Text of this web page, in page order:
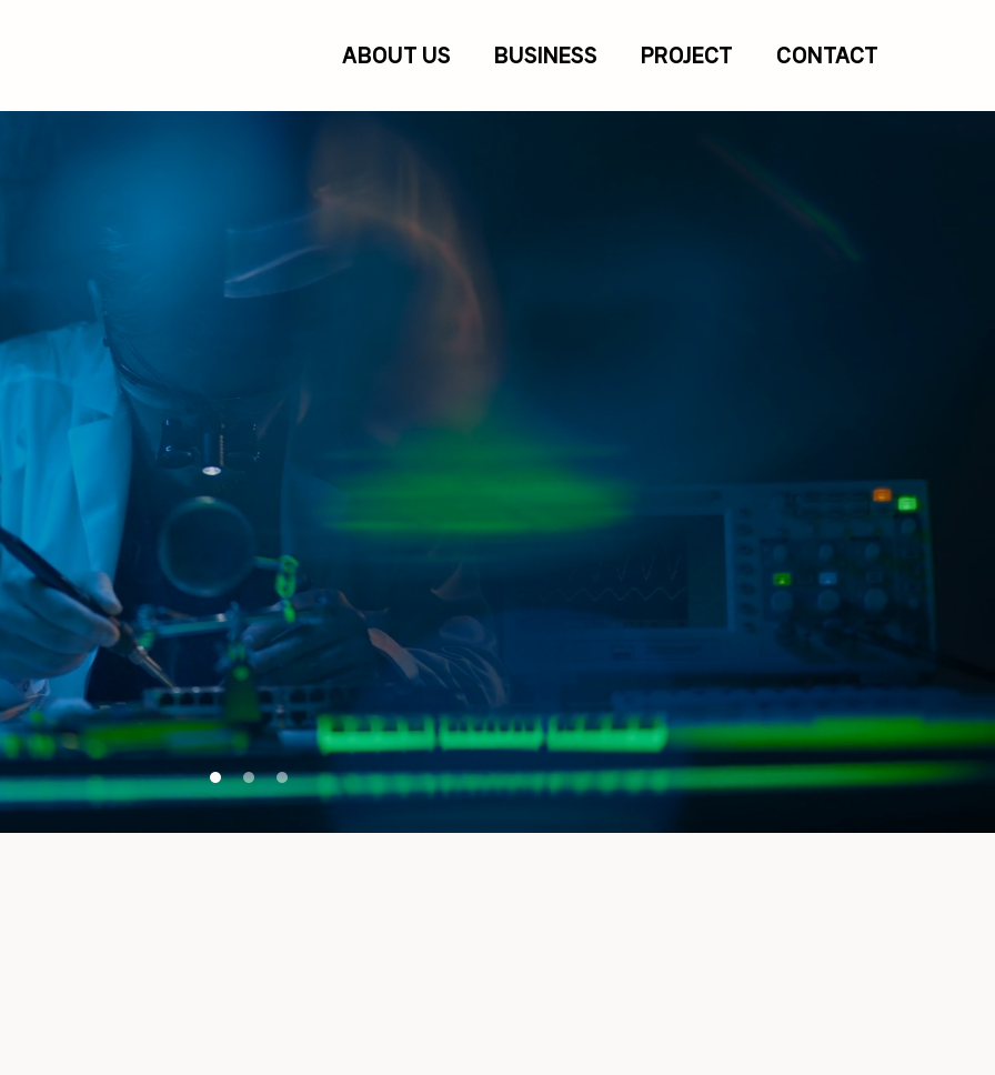
ABOUT US BUSINESS PROJECT CONTACT
적인 솔루션
을 만들어 갑니다.